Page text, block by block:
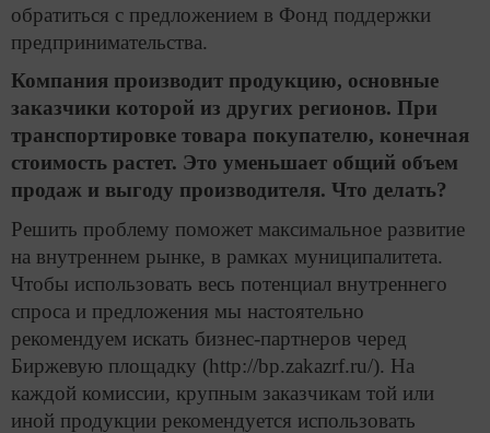
обратиться с предложением в Фонд поддержки
предпринимательства.
Компания производит продукцию, основные
заказчики которой из других регионов. При
транспортировке товара покупателю, конечная
стоимость растет. Это уменьшает общий объем
продаж и выгоду производителя. Что делать?
Решить проблему поможет максимальное развитие
на внутреннем рынке, в рамках муниципалитета.
Чтобы использовать весь потенциал внутреннего
спроса и предложения мы настоятельно
рекомендуем искать бизнес-партнеров черед
Биржевую площадку (http://bp.zakazrf.ru/). На
каждой комиссии, крупным заказчикам той или
иной продукции рекомендуется использовать